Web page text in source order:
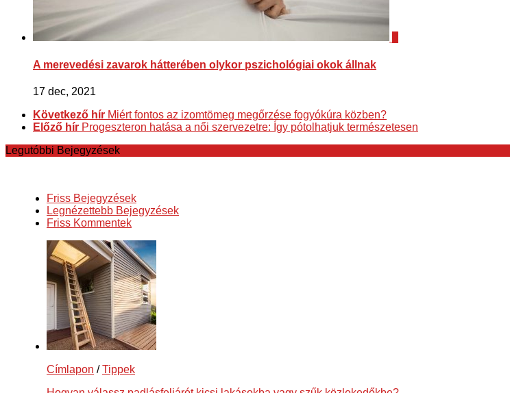
A merevedési zavarok hátterében olykor pszichológiai okok állnak
17 dec, 2021
Következő hír Miért fontos az izomtömeg megőrzése fogyókúra közben?
Előző hír Progeszteron hatása a női szervezetre: Így pótolhatjuk természetesen
Legutóbbi Bejegyzések
Friss Bejegyzések
Legnézettebb Bejegyzések
Friss Kommentek
Címlapon /Tippek